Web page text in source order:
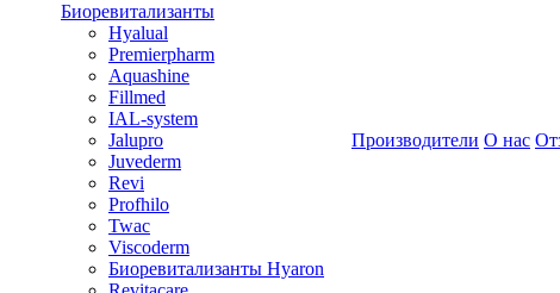
Биоревитализанты
Hyalual
Premierpharm
Aquashine
Fillmed
IAL-system
Jalupro
Juvederm
Revi
Profhilo
Twac
Viscoderm
Биоревитализанты Hyaron
Производители О нас